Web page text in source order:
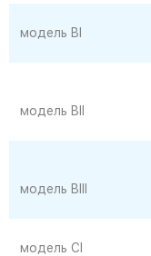
модель BI
модель BII
модель BIII
модель CI